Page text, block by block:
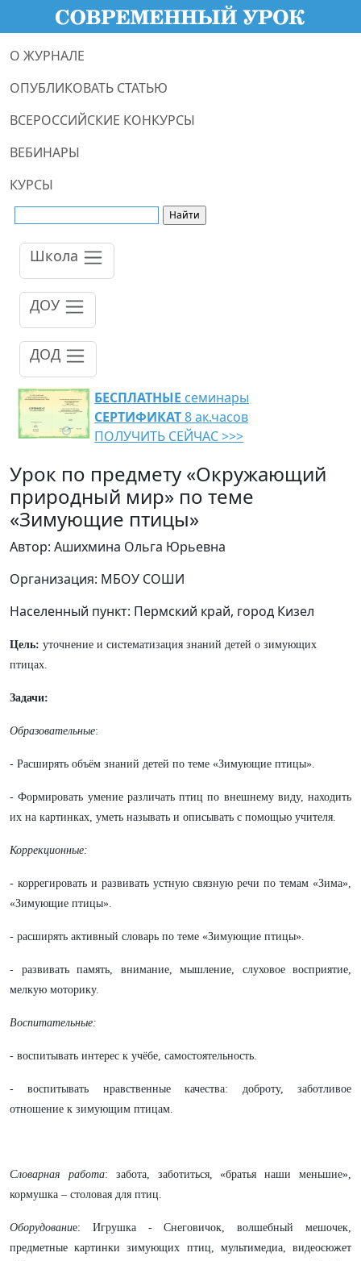
О ЖУРНАЛЕ
ОПУБЛИКОВАТЬ СТАТЬЮ
ВСЕРОССИЙСКИЕ КОНКУРСЫ
ВЕБИНАРЫ
КУРСЫ
Школа
ДОУ
ДОД
БЕСПЛАТНЫЕ семинары
СЕРТИФИКАТ8 ак.часов
ПОЛУЧИТЬ СЕЙЧАС >>>
Урок по предмету «Окружающий
природный мир» по теме
«Зимующие птицы»
Автор: Ашихмина Ольга Юрьевна
Организация: МБОУ СОШИ
Населенный пункт: Пермский край, город Кизел
Цель: уточнение и систематизация знаний детей о зимующих
птицах.
Задачи:
Образовательные:
- Расширять объём знаний детей по теме «Зимующие птицы».
- Формировать умение различать птиц по внешнему виду, находить
их на картинках, уметь называть и описывать с помощью учителя.
Коррекционные:
- коррегировать и развивать устную связную речи по темам «Зима»,
«Зимующие птицы».
- расширять активный словарь по теме «Зимующие птицы».
- развивать память, внимание, мышление, слуховое восприятие,
мелкую моторику.
Воспитательные:
- воспитывать интерес к учёбе, самостоятельность.
- воспитывать нравственные качества: доброту, заботливое
отношение к зимующим птицам.
Словарная работа: забота, заботиться, «братья наши меньшие»,
кормушка – столовая для птиц.
Оборудование: Игрушка - Снеговичок, волшебный мешочек,
предметные картинки зимующих птиц, мультимедиа, видеосюжет